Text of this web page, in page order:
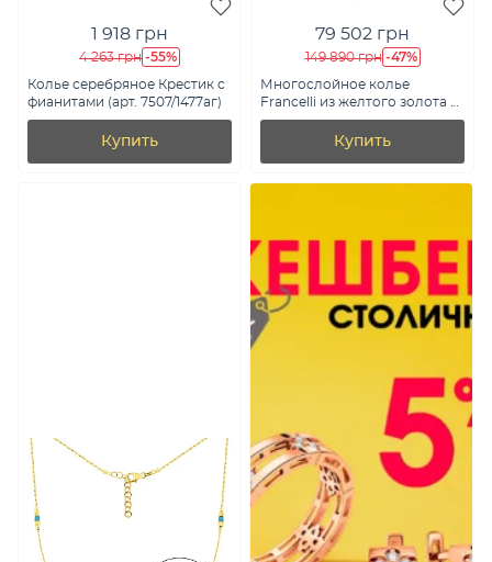
1 918 грн
4 263 грн -55%
Колье серебряное Крестик с
фианитами (арт. 7507/1477аг)
Купить
79 502 грн
149 890 грн -47%
Многослойное колье
Francelli из желтого золота с
эмалью (арт. 352853жег)
Купить